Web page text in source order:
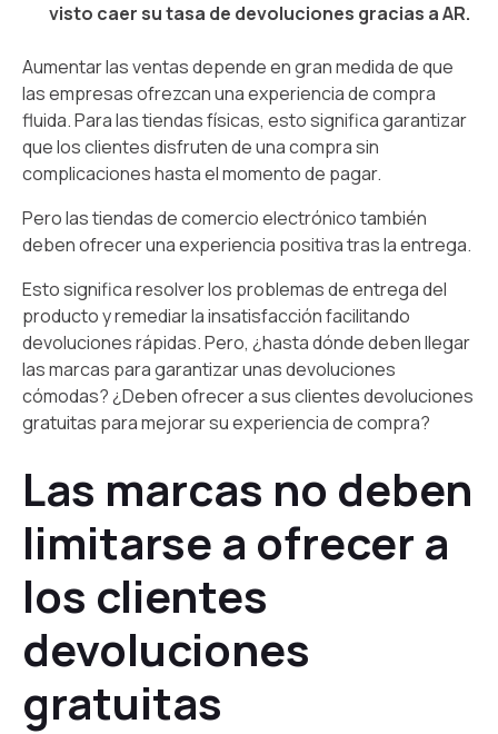
visto caer su tasa de devoluciones gracias a AR.
Aumentar las ventas depende en gran medida de que
las empresas ofrezcan una experiencia de compra
fluida. Para las tiendas físicas, esto significa garantizar
que los clientes disfruten de una compra sin
complicaciones hasta el momento de pagar.
Pero las tiendas de comercio electrónico también
deben ofrecer una experiencia positiva tras la entrega.
Esto significa resolver los problemas de entrega del
producto y remediar la insatisfacción facilitando
devoluciones rápidas. Pero, ¿hasta dónde deben llegar
las marcas para garantizar unas devoluciones
cómodas? ¿Deben ofrecer a sus clientes devoluciones
gratuitas para mejorar su experiencia de compra?
Las marcas no deben
limitarse a ofrecer a
los clientes
devoluciones
gratuitas